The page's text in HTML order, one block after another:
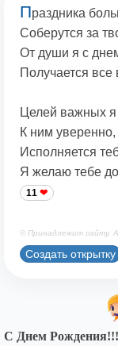
Праздника
Соберутся за
От души я с
Получается все
Целей важных
К ним
Исполняется
Я желаю тебе
11
© Принадлежит сайту.
Создать открытку
С Днем Рождения!!!